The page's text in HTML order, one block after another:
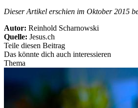
Dieser Artikel erschien im Oktober 2015
Autor: Reinhold Scharnowski
Quelle: Jesus.ch
Teile diesen Beitrag
Das könnte dich auch interessieren
Thema